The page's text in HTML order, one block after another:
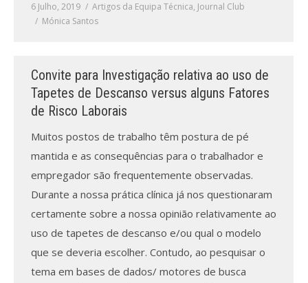
6 Julho, 2019 Artigos da Equipa Técnica, Journal Club
Mónica Santos
Convite para Investigação relativa ao uso de
Tapetes de Descanso versus alguns Fatores
de Risco Laborais
Muitos postos de trabalho têm postura de pé
mantida e as consequências para o trabalhador e
empregador são frequentemente observadas.
Durante a nossa prática clínica já nos questionaram
certamente sobre a nossa opinião relativamente ao
uso de tapetes de descanso e/ou qual o modelo
que se deveria escolher. Contudo, ao pesquisar o
tema em bases de dados/ motores de busca